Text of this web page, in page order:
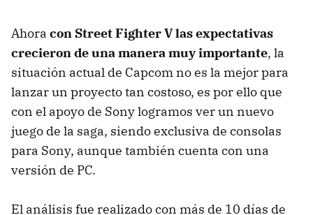
Ahora con Street Fighter V las expectativas
crecieron de una manera muy importante, la
situación actual de Capcom no es la mejor para
lanzar un proyecto tan costoso, es por ello que
con el apoyo de Sony logramos ver un nuevo
juego de la saga, siendo exclusiva de consolas
para Sony, aunque también cuenta con una
versión de PC.
El análisis fue realizado con más de 10 días de